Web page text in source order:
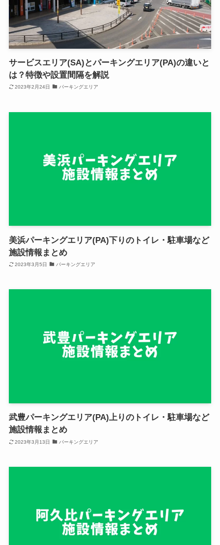
サービスエリア(SA)とパーキングエリア(PA)の違いと
は？特徴や設置間隔を解説
2023年2月24日 パーキングエリア
美浜パーキングエリア(PA)下りのトイレ・駐車場など
施設情報まとめ
2023年3月5日 パーキングエリア
武豊パーキングエリア(PA)上りのトイレ・駐車場など
施設情報まとめ
2023年3月13日 パーキングエリア